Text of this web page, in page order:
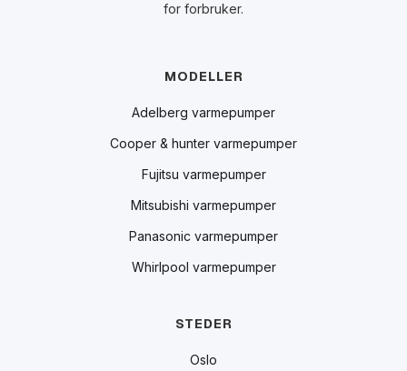
for forbruker.
MODELLER
Adelberg varmepumper
Cooper & hunter varmepumper
Fujitsu varmepumper
Mitsubishi varmepumper
Panasonic varmepumper
Whirlpool varmepumper
STEDER
Oslo